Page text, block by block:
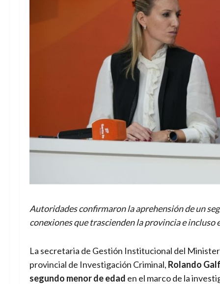
Autoridades confirmaron la aprehensión de un
conexiones que trascienden la provincia e incluso
La secretaria de Gestión Institucional del
provincial de Investigación Criminal, Rolando
segundo menor de edad en el marco de la